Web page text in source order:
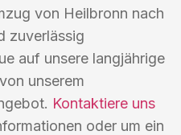
von Heilbronn nach
zuverlässig
auf unsere langjährige
unserem
Kontaktiere uns
oder um ein